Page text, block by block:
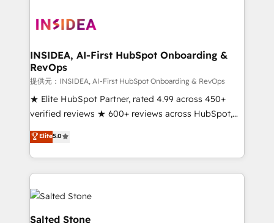
architecture, pipeline generation, data intelligence,
Choose RP: - Secure: Soc2 compliant 🛡️ - Pricing:
Implementations starting at $1,5k 💵 - Speed: Launch
in 14 days ⚡ - Global: 250 professionals across five
continents 🌐 - Scale: Fastest tiering Elite HubSpot
Partner 🪴 - Sales Hub: More implementations than
Salesforce addicts to HubSpot evangelists 🧡 Don't
hire a marketing agency for an Ops problem. Don't
INSIDEA, AI-First HubSpot Onboarding &
RevOps
提供元：INSIDEA, AI-First HubSpot Onboarding & RevOps
★ Elite HubSpot Partner, rated 4.99 across 450+
verified reviews ★ 600+ reviews across HubSpot,
G2 & Clutch ★ 150+ in-house HubSpot-certified
experts ★ 1,500+ implementations across 25+
countries ★ AI-first, RevOps-led, onboarding-
obsessed INSIDEA helps growing companies turn
HubSpot into a revenue engine. We onboard your
team, migrate your data, and build AI-powered
workflows that drive adoption from week one, in
Elite5.0
Salted Stone